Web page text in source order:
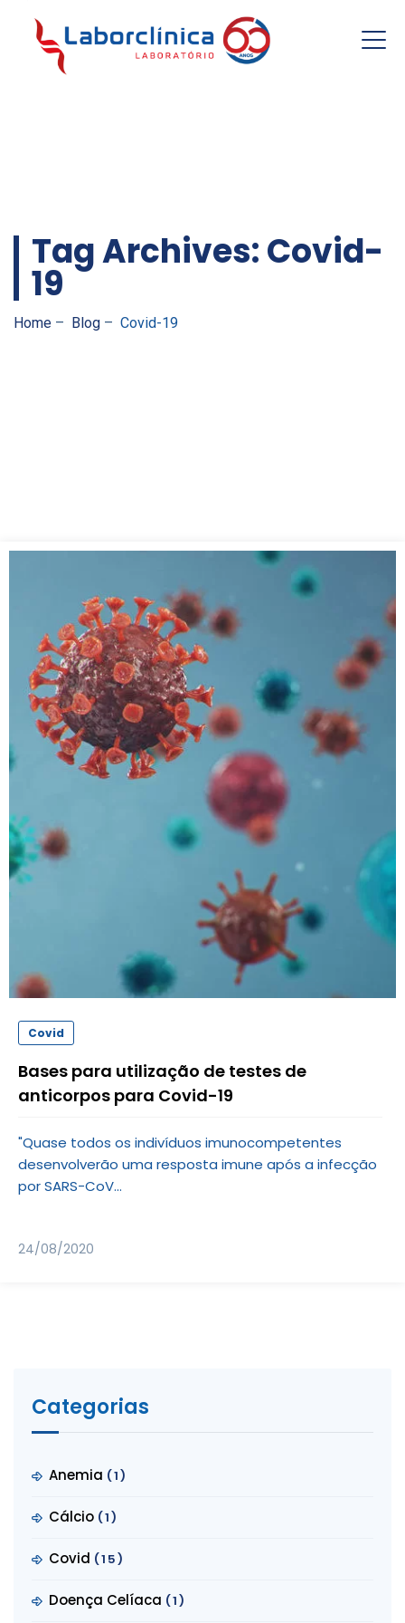
Tag Archives:Covid-
19
Home – Blog – Covid-19
Covid
Bases para utilização de testes de
anticorpos para Covid-19
"Quase todos os indivíduos imunocompetentes
desenvolverão uma resposta imune após a infecção
por SARS-CoV...
24/08/2020
Categorias
Anemia (1)
Cálcio (1)
Covid (15)
Doença Celíaca (1)